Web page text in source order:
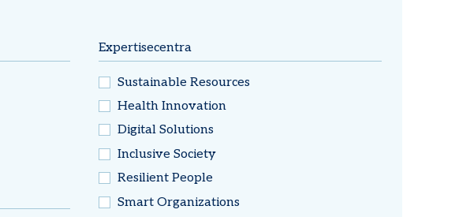
Expertisecentra
Sustainable Resources
Health Innovation
Digital Solutions
Inclusive Society
Resilient People
Smart Organizations